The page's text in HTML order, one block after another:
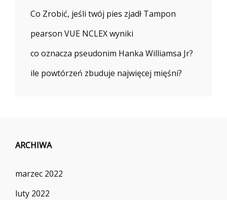
Co Zrobić, jeśli twój pies zjadł Tampon
pearson VUE NCLEX wyniki
co oznacza pseudonim Hanka Williamsa Jr?
ile powtórzeń zbuduje najwięcej mięśni?
ARCHIWA
marzec 2022
luty 2022